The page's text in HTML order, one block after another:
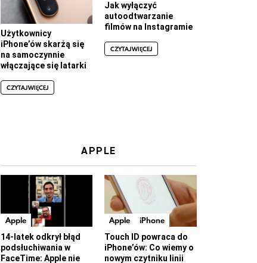
Użytkownicy
iPhone’ów skarżą się
na samoczynnie
włączające się latarki
CZYTAJ WIĘCEJ
Jak wyłączyć
autoodtwarzanie
filmów na Instagramie
CZYTAJ WIĘCEJ
APPLE
Apple
14-latek odkrył błąd
podsłuchiwania w
FaceTime: Apple nie
Apple iPhone
Touch ID powraca do
iPhone’ów: Co wiemy o
nowym czytniku linii